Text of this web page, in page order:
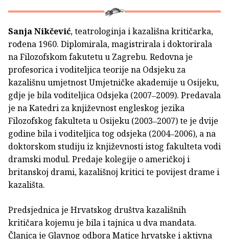
Sanja Nikčević, teatrologinja i kazališna kritičarka,
rođena 1960. Diplomirala, magistrirala i doktorirala
na Filozofskom fakutetu u Zagrebu. Redovna je
profesorica i voditeljica teorije na Odsjeku za
kazališnu umjetnost Umjetničke akademije u Osijeku,
gdje je bila voditeljica Odsjeka (2007‒2009). Predavala
je na Katedri za književnost engleskog jezika
Filozofskog fakulteta u Osijeku (2003‒2007) te je dvije
godine bila i voditeljica tog odsjeka (2004‒2006), a na
doktorskom studiju iz književnosti istog fakulteta vodi
dramski modul. Predaje kolegije o američkoj i
britanskoj drami, kazališnoj kritici te povijest drame i
kazališta.
Predsjednica je Hrvatskog društva kazališnih
kritičara kojemu je bila i tajnica u dva mandata.
Članica je Glavnog odbora Matice hrvatske i aktivna